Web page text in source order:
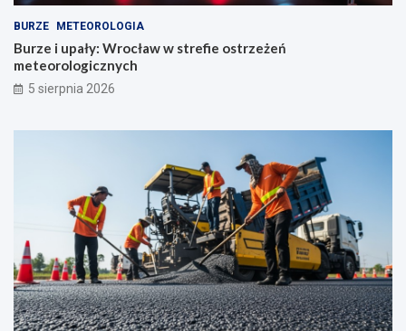
BURZE METEOROLOGIA
Burze i upały: Wrocław w strefie ostrzeżeń
meteorologicznych
5 sierpnia 2026